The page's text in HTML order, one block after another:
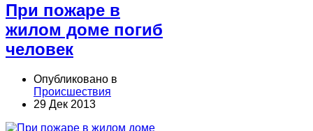
При пожаре в
жилом доме погиб
человек
Опубликовано в
Происшествия
29 Дек 2013